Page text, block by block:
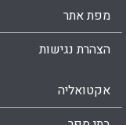
מפת אתר
הצהרת נגישות
אקטואליה